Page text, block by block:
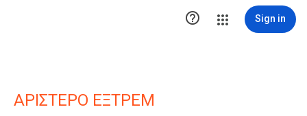
 Sign in
ΑΡΙΣΤΕΡΟ ΕΞΤΡΕΜ